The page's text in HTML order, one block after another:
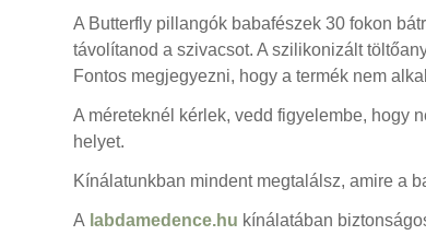
A Butterfly pillangók babafészek 30 fokon
távolítanod a szivacsot. A szilikonizált
Fontos megjegyezni, hogy a termék nem
A méreteknél kérlek, vedd figyelembe, hogy
helyet.
Kínálatunkban mindent megtalálsz, amire a
A labdamedence.hu kínálatában